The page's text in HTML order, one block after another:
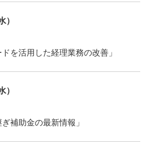
）
ドを活用した経理業務の改善」
）
補助金の最新情報」